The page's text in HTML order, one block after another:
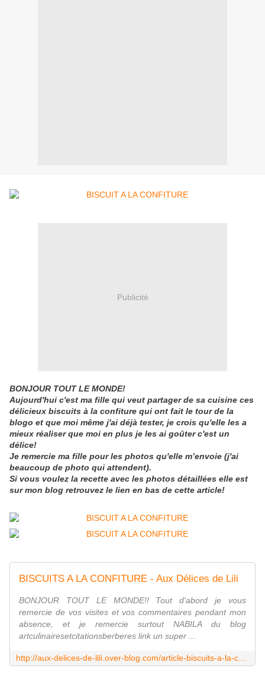
Publicité
BONJOUR TOUT LE MONDE!
Aujourd'hui c'est ma fille qui veut partager de sa cuisine ces
délicieux biscuits à la confiture qui ont fait le tour de la
blogo et que moi même j'ai déjà tester, je crois qu'elle les a
mieux réaliser que moi en plus je les ai goûter c'est un
délice!
Je remercie ma fille pour les photos qu'elle m’envoie (j'ai
beaucoup de photo qui attendent).
Si vous voulez la recette avec les photos détaillées elle est
sur mon blog retrouvez le lien en bas de cette article!
BISCUITS A LA CONFITURE - Aux Délices de Lili
BONJOUR TOUT LE MONDE!! Tout d'abord je vous
remercie de vos visites et vos commentaires pendant mon
absence, et je remercie surtout NABILA du blog
artculinairesetcitationsberberes link un super ...